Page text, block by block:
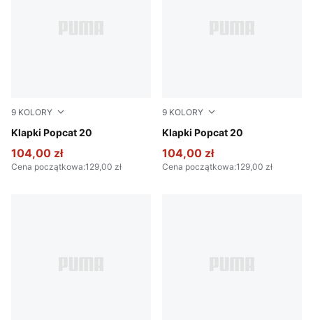
9 KOLORY
Klapki Popcat 20
PUMA White-Dark Coal
104,00 zł
Cena początkowa:129,00 zł
9 KOLORY
Klapki Popcat 20
PUMA White-PUMA Black
104,00 zł
Cena początkowa:129,00 zł